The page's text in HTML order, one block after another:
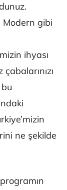
Modern gibi
ihyası
ne şekilde